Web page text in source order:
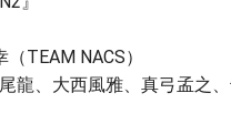
TEAM NACS）
⿓、⼤⻄⾵雅、真⼸孟之